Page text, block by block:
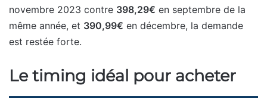
novembre 2023 contre 398,29€ en septembre de la
même année, et 390,99€ en décembre, la demande
est restée forte.
Le timing idéal pour acheter